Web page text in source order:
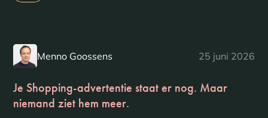
Menno Goossens 25 juni 2026
Je Shopping-advertentie staat er nog. Maar
niemand ziet hem meer.